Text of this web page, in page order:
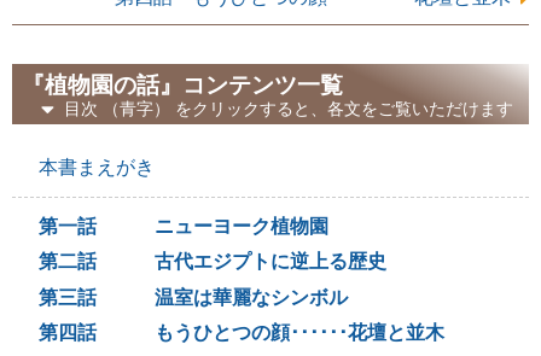
『植物園の話』 コンテンツ一覧
目次 （青字） をクリックすると、各文をご覧いただけます
本書まえがき
第一話
ニューヨーク植物園
第二話
古代エジプトに逆上る歴史
第三話
温室は華麗なシンボル
第四話
もうひとつの顔･･････花壇と並木